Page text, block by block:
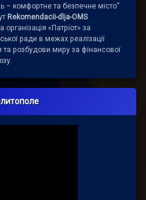
– комфортне та безпечне місто”
Rekomendacii-dlja-OMS
«Патріот» за
ради в межах реалізації
розбудови миру за фінансової